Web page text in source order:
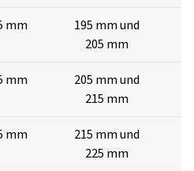
mm
195 mm und
205 mm
mm
205 mm und
215 mm
mm
215 mm und
225 mm